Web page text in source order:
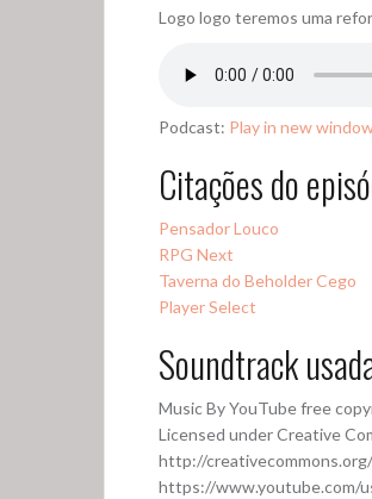
Logo logo teremos uma
Podcast: Play in new
Citações do
Pensador Louco
RPG Next
Taverna do Beholder Cego
Player Select
Soundtrack
Music By YouTube free
Licensed under Creative
http://
https://www.youtube.com/